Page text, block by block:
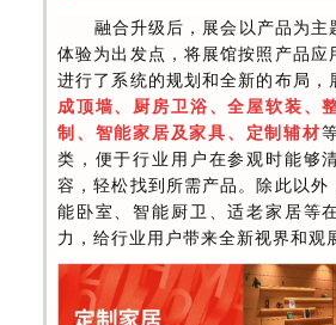
融合升级后，展会以产品为主
体验为出发点，将展馆按照产品应
进行了系统的规划和全新的布局，
成顶墙、厨房卫浴、全屋软装、
制、智能家居及家具、定制辅材
类，便于行业用户在参观时能够
容，轻松找到所需产品。除此以外
能卧室、智能厨卫、适老家居等
力，给行业用户带来全新视界和观